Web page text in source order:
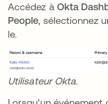
Accédez à Okta
People, sélectionnez
le.
Utilisateur Okta.